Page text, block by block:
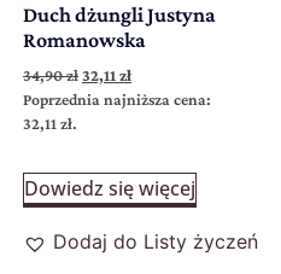
Duch dżungli Justyna
Romanowska
34,90zł 32,11 zł
Poprzednia najniższa cena:
32,11 zł.
Dowiedz się więcej
Dodaj do Listy życzeń